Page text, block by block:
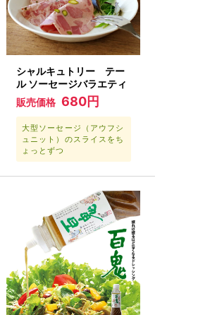
シャルキュトリー テー
ル ソーセージバラエティ
販売価格 680円
大型ソーセージ（アウフシ
ュニット）のスライスをち
ょっとずつ